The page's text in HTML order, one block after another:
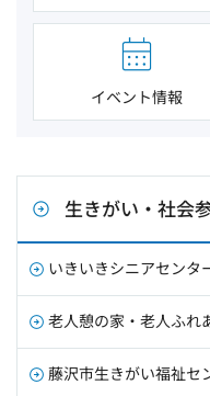
イベント情報
生きがい・社会
いきいきシニアセンタ
老人憩の家・老人ふれ
藤沢市生きがい福祉セ